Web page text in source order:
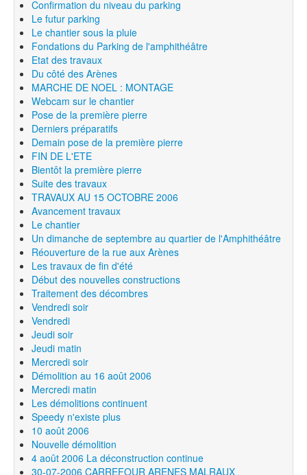
Confirmation du niveau du parking
Le futur parking
Le chantier sous la pluie
Fondations du Parking de l'amphithéâtre
Etat des travaux
Du côté des Arènes
MARCHE DE NOEL : MONTAGE
Webcam sur le chantier
Pose de la première pierre
Derniers préparatifs
Demain pose de la première pierre
FIN DE L'ETE
Bientôt la première pierre
Suite des travaux
TRAVAUX AU 15 OCTOBRE 2006
Avancement travaux
Le chantier
Un dimanche de septembre au quartier de l'Amphithéâtre
Réouverture de la rue aux Arènes
Les travaux de fin d'été
Début des nouvelles constructions
Traitement des décombres
Vendredi soir
Vendredi
Jeudi soir
Jeudi matin
Mercredi soir
Démolition au 16 août 2006
Mercredi matin
Les démolitions continuent
Speedy n'existe plus
10 août 2006
Nouvelle démolition
4 août 2006 La déconstruction continue
30-07-2006 CARREFOUR ARENES MALRAUX